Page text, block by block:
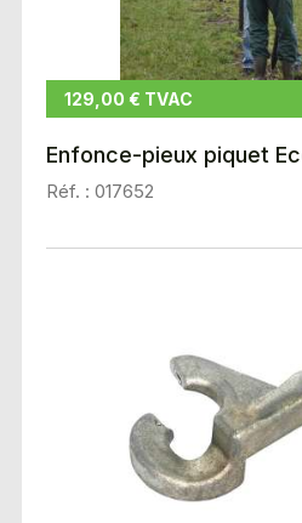
129,00 € TVAC
Enfonce-pieux piquet
Réf. : 017652